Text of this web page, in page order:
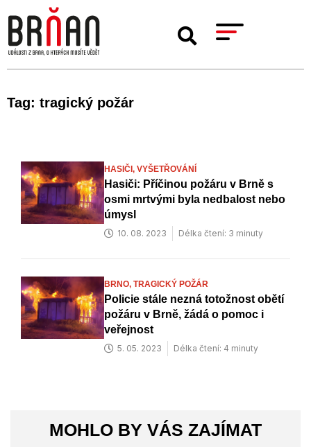
Tag: tragický požár
HASIČI, VYŠETŘOVÁNÍ
Hasiči: Příčinou požáru v Brně s
osmi mrtvými byla nedbalost nebo
úmysl
10. 08. 2023 Délka čtení: 3 minuty
BRNO, TRAGICKÝ POŽÁR
Policie stále nezná totožnost obětí
požáru v Brně, žádá o pomoc i
veřejnost
5. 05. 2023 Délka čtení: 4 minuty
MOHLO BY VÁS ZAJÍMAT